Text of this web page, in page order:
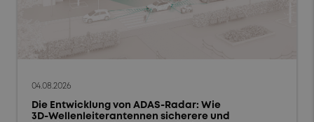
Produkte & Lösungen
Fallstudien
04.08.2026
Die Entwicklung von ADAS-Radar: Wie
3D-Wellenleiterantennen sicherere und